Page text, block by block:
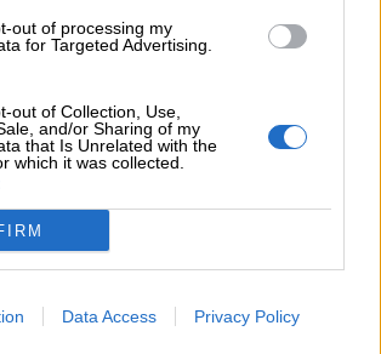
out of processing my
for Targeted Advertising.
out of Collection, Use,
and/or Sharing of my
that Is Unrelated with the
which it was collected.
Data Access Privacy Policy
QUE TE PUEDEN INTERESAR
de la
2026